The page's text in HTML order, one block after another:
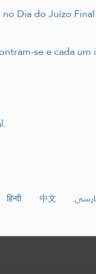
Dia do Juízo Final
se e cada
हिन्दी 中文